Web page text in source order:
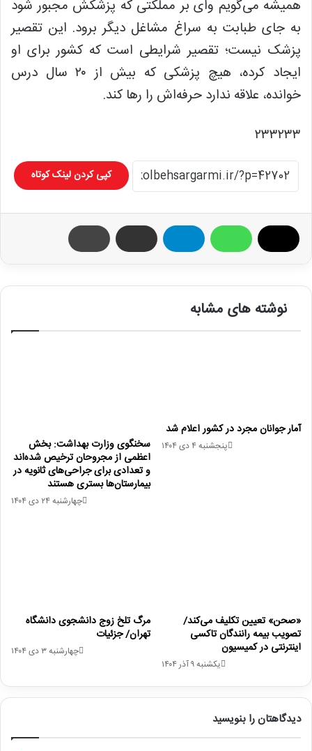
همیشه می‌گویم وای بر مملکتی که پزشکش مجبور شود
به جای طبابت به سراغ مشاغل دیگر برود. این تقصیر
پزشک نیست؛ تقصیر شرایطی است که کشور برای او
ایجاد کرده، هیچ پزشکی که بیش از ۲۰ سال درس
خوانده، علاقه ندارد حرفه‌اش را رها کند.
۲۳۳۲۳۳
کپی کردن لینک کوتاه
نوشته های مشابه
سخنگوی وزارت بهداشت: بخش
اعظمی از مجروحان ترخیص شده‌اند
و تعدادی برای جراحی‌های ثانویه در
بیمارستان‌ها بستری هستند
چهارشنبه ۲۴ دی ۱۴۰۴
آمار جوانان مجرد در کشور اعلام شد
پنجشنبه ۴ دی ۱۴۰۴
مرگ تلخ زوج دانشجوی دانشگاه
تهران/ جزئیات
چهارشنبه ۳ دی ۱۴۰۴
«صحن» تعیین تکلیف می‌کند/
تصویب بیمه رانندگان تاکسی
اینترنتی در کمیسیون
یکشنبه ۹ آذر ۱۴۰۴
دیدگاهتان را بنویسید